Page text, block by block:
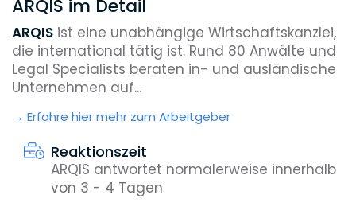
ARQIS im Detail
ARQIS ist eine unabhängige Wirtschaftskanzlei,
die international tätig ist. Rund 80 Anwälte und
Legal Specialists beraten in- und ausländische
Unternehmen auf...
Erfahre hier mehr zum Arbeitgeber
Reaktionszeit
ARQIS antwortet normalerweise innerhalb
von 3 - 4 Tagen